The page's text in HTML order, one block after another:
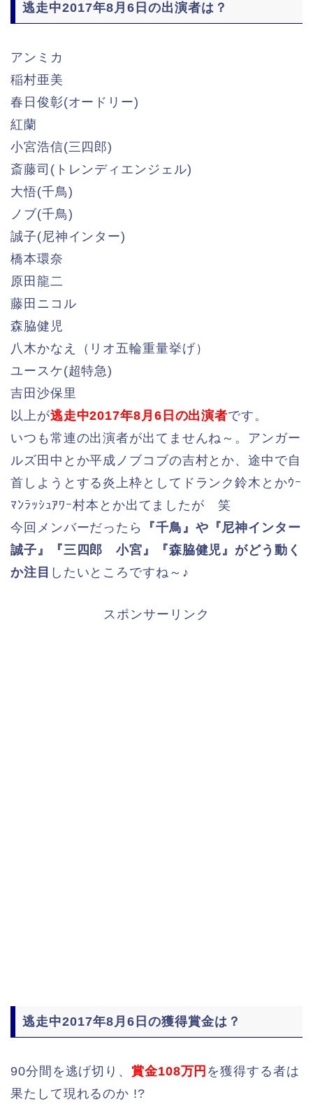
逃走中2017年8月6日の出演者は？
アンミカ
稲村亜美
春日俊彰(オードリー)
紅蘭
小宮浩信(三四郎)
斎藤司(トレンディエンジェル)
大悟(千鳥)
ノブ(千鳥)
誠子(尼神インター)
橋本環奈
原田龍二
藤田ニコル
森脇健児
八木かなえ（リオ五輪重量挙げ）
ユースケ(超特急)
吉田沙保里
以上が逃走中2017年8月6日の出演者です。
いつも常連の出演者が出てませんね～。アンガー
ルズ田中とか平成ノブコブの吉村とか、途中で自
首しようとする炎上枠としてドランク鈴木とかｳｰ
ﾏﾝﾗｯｼｭｱﾜｰ村本とか出てましたが 笑
今回メンバーだったら
『千鳥』や『尼神インター
誠子』『三四郎 小宮』『森脇健児』がどう動く
か注目 したいところですね～♪
スポンサーリンク
逃走中2017年8月6日の獲得賞金は？
90分間を逃げ切り、 賞金108万円 を獲得する者は
果たして現れるのか !?